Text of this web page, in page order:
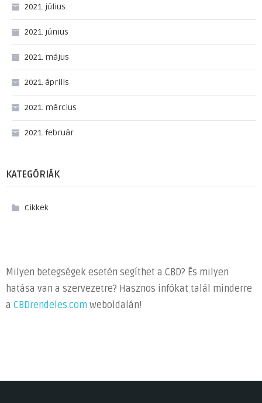
2021. július
2021. június
2021. május
2021. április
2021. március
2021. február
KATEGÓRIÁK
Cikkek
Milyen betegségek esetén segíthet a CBD? És milyen
hatása van a szervezetre? Hasznos infókat talál minderre
a CBDrendeles.com weboldalán!